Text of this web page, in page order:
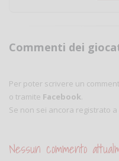
Commenti dei
Per poter scrivere un
o tramite Facebook.
Se non sei ancora registrato a
Nessun commento